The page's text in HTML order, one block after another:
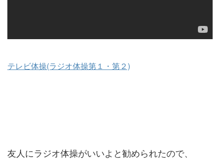
テレビ体操(ラジオ体操第１・第２)
友人にラジオ体操がいいよと勧められたので、